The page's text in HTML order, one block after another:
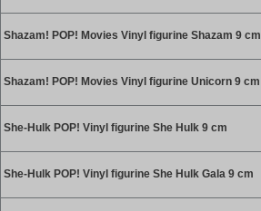
Shazam! POP! Movies Vinyl figurine Shazam 9 cm
Shazam! POP! Movies Vinyl figurine Unicorn 9 cm
She-Hulk POP! Vinyl figurine She Hulk 9 cm
She-Hulk POP! Vinyl figurine She Hulk Gala 9 cm